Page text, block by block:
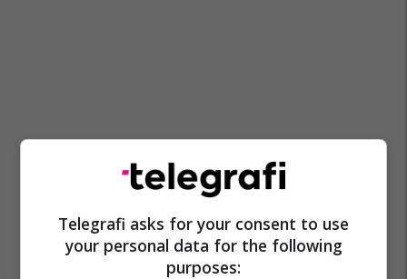
Telegrafi asks for your consent to use
your personal data for the following
purposes: